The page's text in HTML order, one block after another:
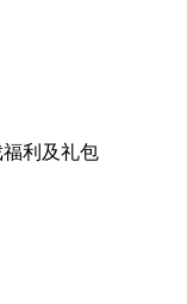
福利 及礼包